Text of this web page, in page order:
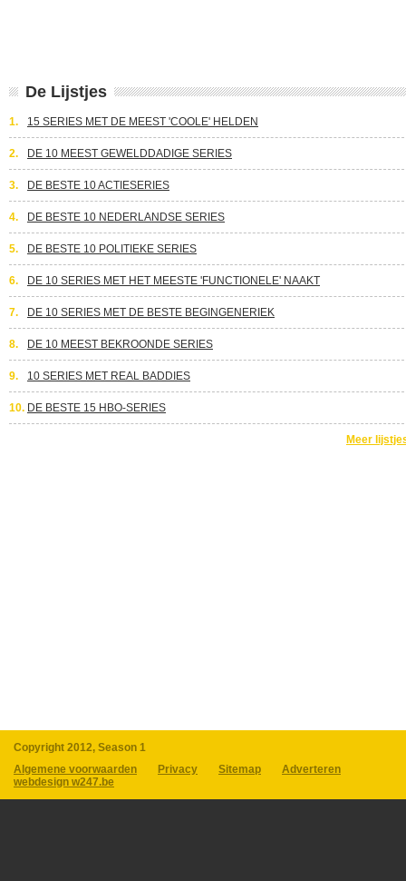
De Lijstjes
1. 15 SERIES MET DE MEEST 'COOLE' HELDEN
2. DE 10 MEEST GEWELDDADIGE SERIES
3. DE BESTE 10 ACTIESERIES
4. DE BESTE 10 NEDERLANDSE SERIES
5. DE BESTE 10 POLITIEKE SERIES
6. DE 10 SERIES MET HET MEESTE 'FUNCTIONELE' NAAKT
7. DE 10 SERIES MET DE BESTE BEGINGENERIEK
8. DE 10 MEEST BEKROONDE SERIES
9. 10 SERIES MET REAL BADDIES
10. DE BESTE 15 HBO-SERIES
Meer
Copyright 2012, Season 1
Algemene voorwaarden
Privacy Sitemap
Adverteren
webdesign w247.be